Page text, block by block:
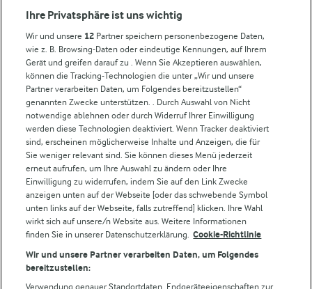
Compliance
Arla in anderen Ländern
Weitere Arla Websites
Castello
Lurpak
Arla Pro
Für unsere Landwirt:innen
Folge uns!
Ihre Privatsphäre ist uns wichtig
Wir und unsere 12 Partner speichern personenbezogene Daten,
wie z. B. Browsing-Daten oder eindeutige Kennungen, auf Ihrem
Gerät und greifen darauf zu . Wenn Sie Akzeptieren auswählen,
können die Tracking-Technologien die unter „Wir und unsere
Partner verarbeiten Daten, um Folgendes bereitzustellen“
genannten Zwecke unterstützen. . Durch Auswahl von Nicht
notwendige ablehnen oder durch Widerruf Ihrer Einwilligung
werden diese Technologien deaktiviert. Wenn Tracker deaktiviert
sind, erscheinen möglicherweise Inhalte und Anzeigen, die für
Sie weniger relevant sind. Sie können dieses Menü jederzeit
erneut aufrufen, um Ihre Auswahl zu ändern oder Ihre
Einwilligung zu widerrufen, indem Sie auf den Link Zwecke
anzeigen unten auf der Webseite [oder das schwebende Symbol
unten links auf der Webseite, falls zutreffend] klicken. Ihre Wahl
wirkt sich auf unsere/n Website aus. Weitere Informationen
finden Sie in unserer Datenschutzerklärung. Cookie-Richtlinie
Wir und unsere Partner verarbeiten Daten, um Folgendes
bereitzustellen:
Verwendung genauer Standortdaten. Endgeräteeigenschaften zur